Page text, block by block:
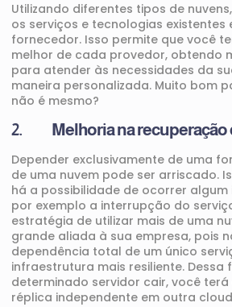
Utilizando diferentes tipos de
os serviços e tecnologias existentes
fornecedor. Isso permite que você
melhor de cada provedor, obtendo
para atender às necessidades da
maneira personalizada. Muito bom
não é mesmo?
2. Melhoria na recuperação
Depender exclusivamente de uma
de uma nuvem pode ser arriscado.
há a possibilidade de ocorrer algum
por exemplo a interrupção do
estratégia de utilizar mais de uma
grande aliada à sua empresa, pois
dependência total de um único
infraestrutura mais resiliente. Dessa
determinado servidor cair, você
réplica independente em outra